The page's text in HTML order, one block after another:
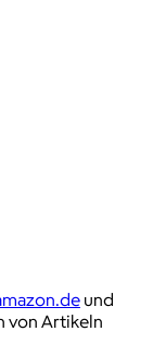
und
von Artikeln